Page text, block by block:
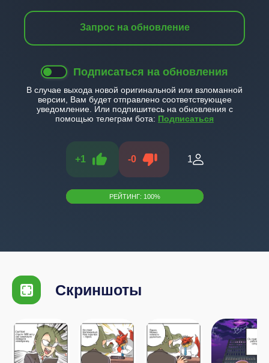
Запрос на обновление
Подписаться на обновления
В случае выхода новой оригинальной или взломанной
версии, Вам будет отправлено соответствующее
уведомление. Или подпишитесь на обновления с
помощью телеграм бота: Подписаться
+1 -0 1
РЕЙТИНГ: 100%
Скриншоты